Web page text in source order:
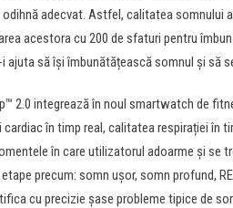
adecvat. Astfel, calitatea somnului
acestora cu 200 de sfaturi pentru
i ajuta să își îmbunătățească somnul și să
2.0 integrează în noul smartwatch de
în timp real, calitatea respirației în
în care utilizatorul adoarme și se
precum: somn ușor, somn profund,
cu precizie șase probleme tipice de